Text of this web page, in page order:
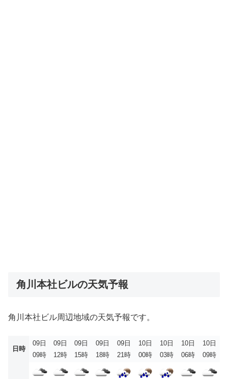
角川本社ビルの天気予報
角川本社ビル周辺地域の天気予報です。
日時
09日
09時
09日
12時
09日
15時
09日
18時
09日
21時
10日
00時
10日
03時
10日
06時
10日
09時